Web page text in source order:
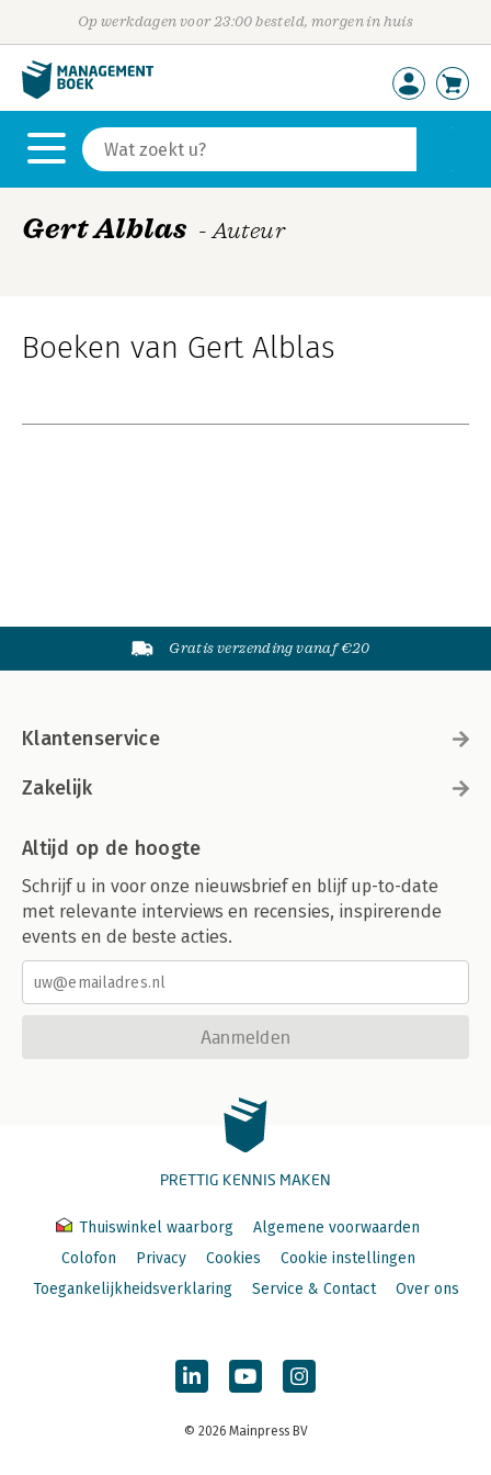
Op werkdagen voor 23:00 besteld, morgen in huis
Gert Alblas - Auteur
Boeken van Gert Alblas
Gratis verzending vanaf €20
Klantenservice
Zakelijk
Altijd op de hoogte
Schrijf u in voor onze nieuwsbrief en blijf up-to-date
met relevante interviews en recensies, inspirerende
events en de beste acties.
Aanmelden
PRETTIG KENNIS MAKEN
Thuiswinkel waarborg
Algemene voorwaarden
Colofon
Privacy Cookies
Cookie instellingen
Toegankelijkheidsverklaring
Service & Contact Over ons
© 2026 Mainpress BV